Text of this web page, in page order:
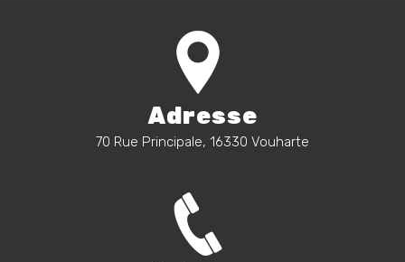
Adresse
70 Rue Principale, 16330 Vouharte